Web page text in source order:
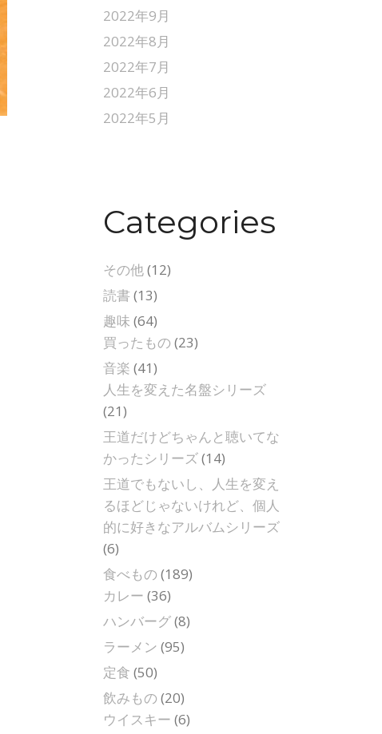
2022年9月
2022年8月
2022年7月
2022年6月
2022年5月
Categories
その他(12)
読書 (13)
趣味 (64)
買ったもの (23)
音楽 (41)
人生を変えた名盤シリーズ
(21)
王道だけどちゃんと聴いてな
かったシリーズ(14)
王道でもないし、人生を変え
るほどじゃないけれど、個人
的に好きなアルバムシリーズ
(6)
食べもの (189)
カレー (36)
ハンバーグ(8)
ラーメン (95)
定食 (50)
飲みもの (20)
ウイスキー (6)